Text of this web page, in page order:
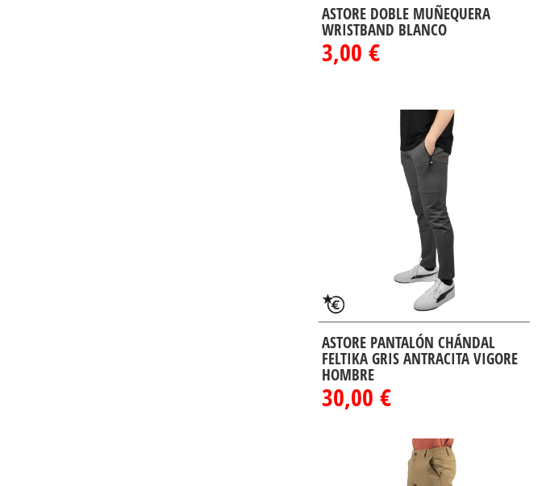
ASTORE DOBLE MUÑEQUERA
WRISTBAND BLANCO
3,00 €
ASTORE PANTALÓN CHÁNDAL
FELTIKA GRIS ANTRACITA VIGORE
HOMBRE
30,00 €